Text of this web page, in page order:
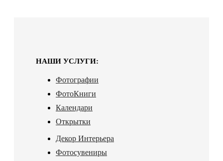
НАШИ УСЛУГИ:
Фотографии
ФотоКниги
Календари
Открытки
Декор Интерьера
Фотосувениры